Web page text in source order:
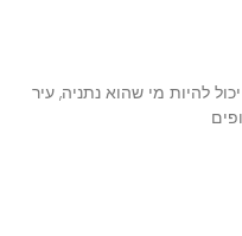
להיות מי שהוא נתניה, עיר